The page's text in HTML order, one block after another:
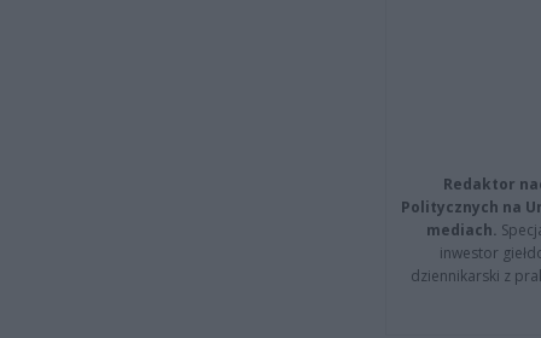
Redaktor
Politycznych na
mediach.
inwestor
dziennikarski z